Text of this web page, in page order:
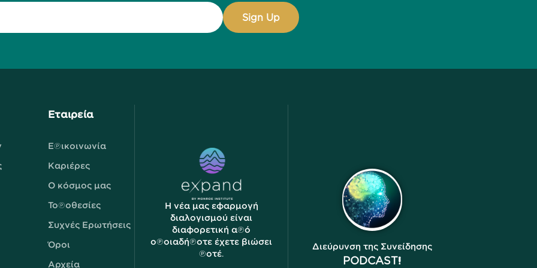
Εταιρεία
Επικοινωνία
Καριέρες
Ο κόσμος μας
Τοποθεσίες
Συχνές Ερωτήσεις
Όροι
Αρχεία
Η νέα μας εφαρμογή
διαλογισμού είναι
διαφορετική από
οποιαδήποτε έχετε βιώσει
ποτέ.
Διεύρυνση της Συνείδησης
PODCAST!